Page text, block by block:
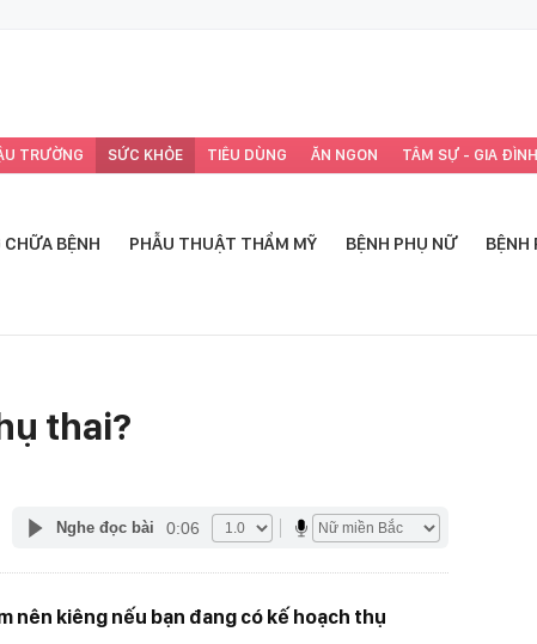
TRƯỜNG SỨC KHỎE TIÊU DÙNG ĂN NGON TÂM SỰ - GIA ĐÌNH
CHỮA BỆNH PHẪU THUẬT THẨM MỸ BỆNH PHỤ NỮ BỆNH
thai?
Nghe đọc bài 0:06
nên kiêng nếu bạn đang có kế hoạch thụ